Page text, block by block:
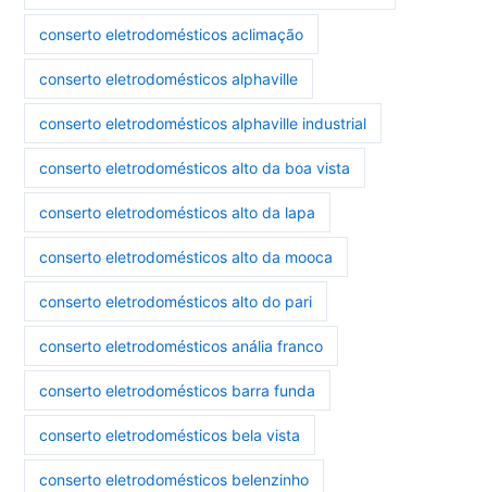
conserto eletrodomésticos aclimação
conserto eletrodomésticos alphaville
conserto eletrodomésticos alphaville industrial
conserto eletrodomésticos alto da boa vista
conserto eletrodomésticos alto da lapa
conserto eletrodomésticos alto da mooca
conserto eletrodomésticos alto do pari
conserto eletrodomésticos anália franco
conserto eletrodomésticos barra funda
conserto eletrodomésticos bela vista
conserto eletrodomésticos belenzinho